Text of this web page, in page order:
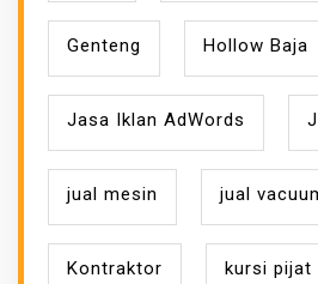
Genteng Hollow Baja
Jasa Iklan AdWords
jual mesin jual
Kontraktor kursi pijat